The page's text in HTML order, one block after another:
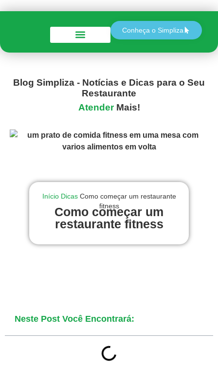
Conheça o Simpliza
Blog Simpliza - Notícias e Dicas para o Seu
Restaurante
Atender Mais!
Início Dicas Como começar um restaurante
fitness
Como começar um
restaurante fitness
Neste Post Você Encontrará: